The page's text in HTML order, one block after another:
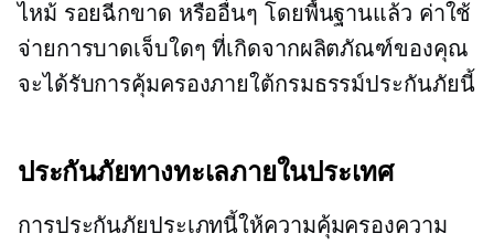
ไหม้ รอยฉีกขาด หรืออื่นๆ โดยพื้นฐานแล้ว ค่าใช้
จ่ายการบาดเจ็บใดๆ ที่เกิดจากผลิตภัณฑ์ของคุณ
จะได้รับการคุ้มครองภายใต้กรมธรรม์ประกันภัยนี้
ประกันภัยทางทะเลภายในประเทศ
การประกันภัยประเภทนี้ให้ความคุ้มครองความ